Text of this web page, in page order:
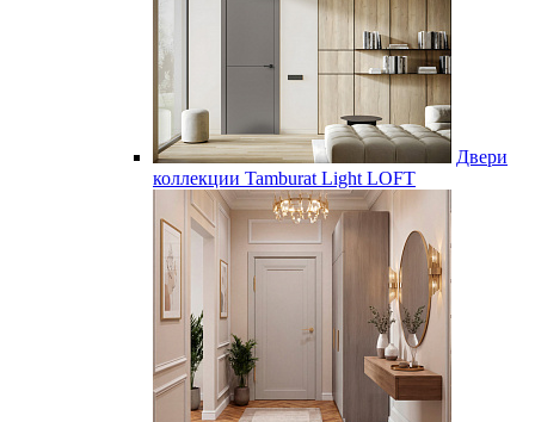
Двери
коллекции Tamburat Light LOFT